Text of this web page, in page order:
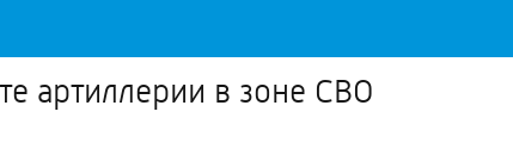
артиллерии в зоне СВО